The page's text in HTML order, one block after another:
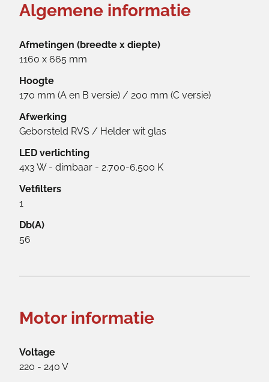
Algemene informatie
Afmetingen (breedte x diepte)
1160 x 665 mm
Hoogte
170 mm (A en B versie) / 200 mm (C versie)
Afwerking
Geborsteld RVS / Helder wit glas
LED verlichting
4x3 W - dimbaar - 2.700-6.500 K
Vetfilters
1
Db(A)
56
Motor informatie
Voltage
220 - 240 V